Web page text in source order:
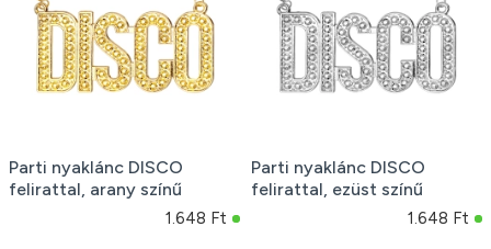
Parti nyaklánc DISCO
felirattal, arany színű
1.648 Ft
Parti nyaklánc DISCO
felirattal, ezüst színű
1.648 Ft